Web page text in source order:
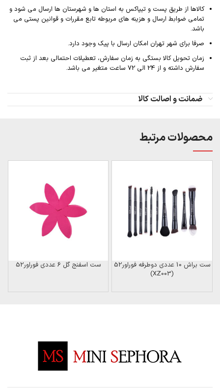
کالاها از طریق پست و تیپاکس به استان ها و شهرستان ها ارسال می شود و
تمامی ضوابط ارسال و هزینه های مربوطه تابع مقررات و قوانین پستی می
باشد.
صرفا برای شهر تهران امکان ارسال با پیک وجود دارد.
زمان تحویل کالا بستگی به زمان سفارش، تعطیلات احتمالی بعد از ثبت
سفارش داشته و از 24 الی 72 ساعت متغیر می باشد.
ضمانت و اصالت کالا
محصولات مرتبط
ست براش 10 عددی دوطرفه فوراور52
(XZ003)
ست اسفنج گل 6 عددی فوراور52